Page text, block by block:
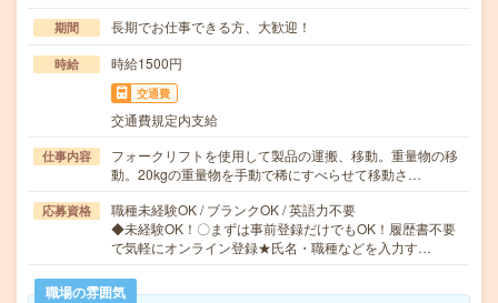
期間 長期でお仕事できる方、大歓迎！
時給 時給1500円
交通費
交通費規定内支給
仕事内容
フォークリフトを使用して製品の運搬、移動。重量物の移
動。20kgの重量物を手動で稀にすべらせて移動さ…
応募資格
職種未経験OK / ブランクOK / 英語力不要
◆未経験OK！〇まずは事前登録だけでもOK！履歴書不要
で気軽にオンライン登録★氏名・職種などを入力す…
職場の雰囲気